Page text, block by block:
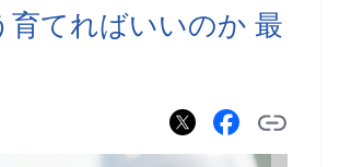
育てればいいのか 最